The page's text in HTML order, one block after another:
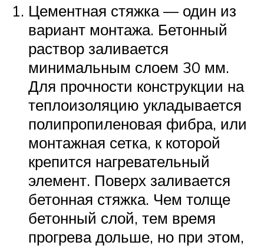
Цементная стяжка — один из
вариант монтажа. Бетонный
раствор заливается
минимальным слоем 30 мм.
Для прочности конструкции на
теплоизоляцию укладывается
полипропиленовая фибра, или
монтажная сетка, к которой
крепится нагревательный
элемент. Поверх заливается
бетонная стяжка. Чем толще
бетонный слой, тем время
прогрева дольше, но при этом,